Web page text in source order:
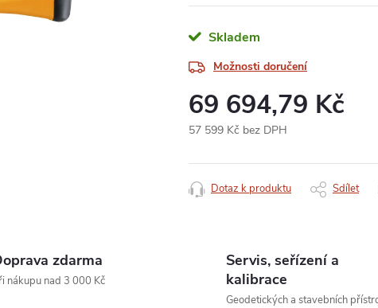
Skladem
Možnosti doručení
69 694,79 Kč
57 599 Kč bez DPH
cena:
Dotaz k produktu Sdílet
zdarma
nákupu nad 3 000 Kč
Servis, seřízení a
kalibrace
Geodetických a stavebních